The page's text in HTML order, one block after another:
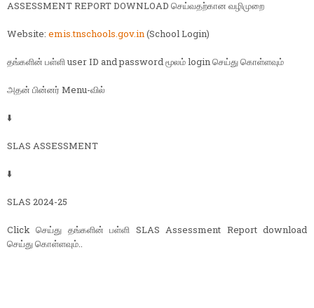
ASSESSMENT REPORT DOWNLOAD செய்வதற்கான வழிமுறை
Website: emis.tnschools.gov.in(School Login)
தங்களின் பள்ளி user ID and password மூலம் login செய்து கொள்ளவும்
அதன் பின்னர் Menu-வில்
⬇️
SLAS ASSESSMENT
⬇️
SLAS 2024-25
Click செய்து தங்களின் பள்ளி SLAS Assessment Report download
செய்து கொள்ளவும்..